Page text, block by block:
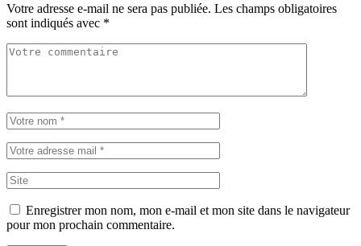
Votre adresse e-mail ne sera pas publiée. Les champs obligatoires
sont indiqués avec *
Enregistrer mon nom, mon e-mail et mon site dans le navigateur
pour mon prochain commentaire.